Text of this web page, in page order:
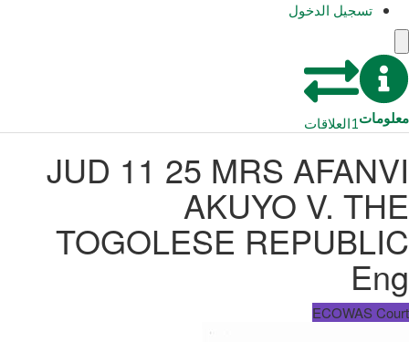
تسجيل الدخول
معلومات1العلاقات
JUD 11 25 MRS AFANVI
AKUYO V. THE
TOGOLESE REPUBLIC
Eng
ECOWAS Court